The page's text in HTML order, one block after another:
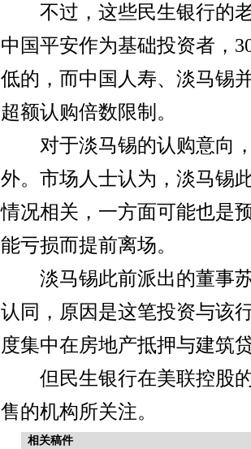
不过，这些民生银行的老
中国平安作为基础投资者，
低的，而中国人寿、淡马锡
超额认购倍数限制。
对于淡马锡的认购意向，
外。市场人士认为，淡马锡
情况相关，一方面可能也是
能亏损而提前离场。
淡马锡此前派出的董事苏
认同，原因是这笔投资与该
度集中在房地产抵押与建筑
但民生银行在美联控股的
售的机构所关注。
相关稿件